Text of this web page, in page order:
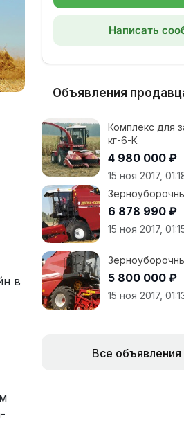
в
Написать
Объявления
Комплекс для
кг-6-К
4 980 000 ₽
15 ноя 2017,
6 878 990 ₽
15 ноя 2017,
5 800 000 ₽
15 ноя 2017,
Все